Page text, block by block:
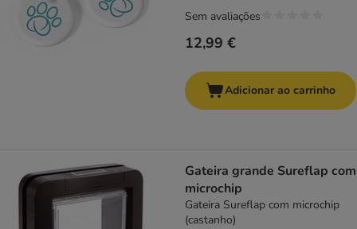
12,99 €
Sem avaliações
Adicionar ao carrinho
Gateira grande Sureflap com
microchip
Gateira Sureflap com microchip
(castanho)